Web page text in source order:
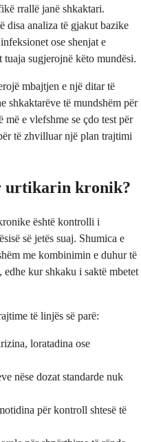
rrallë janë shkaktari.
disa analiza të gjakut bazike
ose shenjat e
tuaja sugjerojnë këto mundësi.
mbajtjen e një ditar të
shkaktarëve të mundshëm për
e vlefshme se çdo test për
të zhvilluar një plan trajtimi
urtikarin kronik?
është kontrolli i
së jetës suaj. Shumica e
me kombinimin e duhur të
edhe kur shkaku i saktë mbetet
të linjës së parë:
loratadina ose
nëse dozat standarde nuk
për kontroll shtesë të